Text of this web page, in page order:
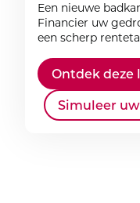
Een nieuwe
Financier uw
een scherp
Ontdek deze
Simuleer